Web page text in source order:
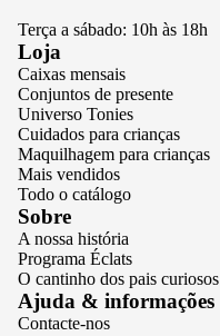
Terça a sábado: 10h às 18h
Loja
Caixas mensais
Conjuntos de presente
Universo Tonies
Cuidados para crianças
Maquilhagem para crianças
Mais vendidos
Todo o catálogo
Sobre
A nossa história
Programa Éclats
O cantinho dos pais curiosos
Ajuda & informações
Contacte-nos
Política de privacidade
Termos do serviço